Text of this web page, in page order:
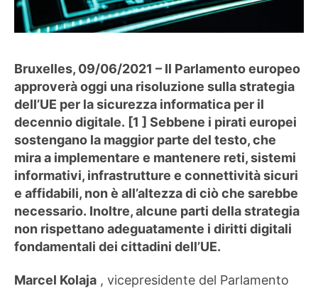
Bruxelles, 09/06/2021 – Il Parlamento europeo
approverà oggi una risoluzione sulla strategia
dell’UE per la sicurezza informatica per il
decennio digitale. [1 ] Sebbene i pirati europei
sostengano la maggior parte del testo, che
mira a implementare e mantenere reti, sistemi
informativi, infrastrutture e connettività sicuri
e affidabili, non è all’altezza di ciò che sarebbe
necessario. Inoltre, alcune parti della strategia
non rispettano adeguatamente i diritti digitali
fondamentali dei cittadini dell’UE.
Marcel Kolaja , vicepresidente del Parlamento